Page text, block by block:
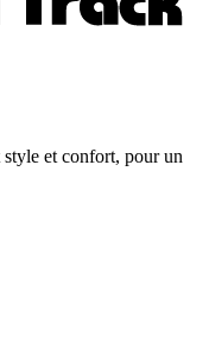
et confort, pour un